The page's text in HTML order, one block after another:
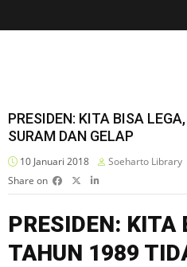
PRESIDEN: KITA BISA
SURAM DAN GELAP
10 Januari 2018 Soeharto Library
Share on
PRESIDEN: KITA
TAHUN 1989